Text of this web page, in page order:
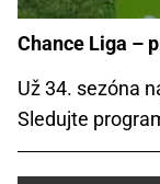
Chance Liga –
Už 34. sezóna
Sledujte